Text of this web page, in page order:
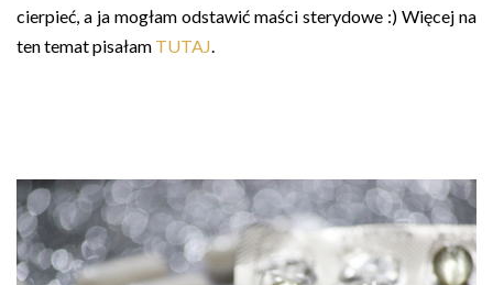
cierpieć, a ja mogłam odstawić maści sterydowe :) Więcej na
ten temat pisałam TUTAJ